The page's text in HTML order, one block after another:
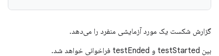
گزارش شکست یک مورد آزمایشی منفرد را می‌دهد.
بین testStarted و testEnded فراخوانی خواهد شد.